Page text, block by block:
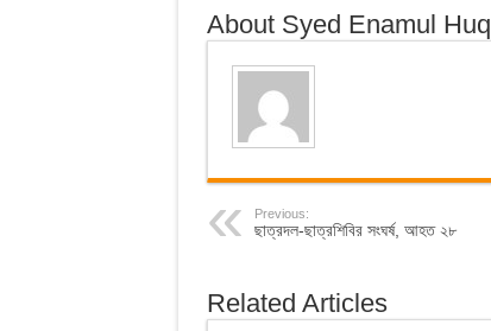
About Syed Enamul Huq
Previous:
ছাত্রদল-ছাত্রশিবির সংঘর্ষ, আহত ২৮
Related Articles